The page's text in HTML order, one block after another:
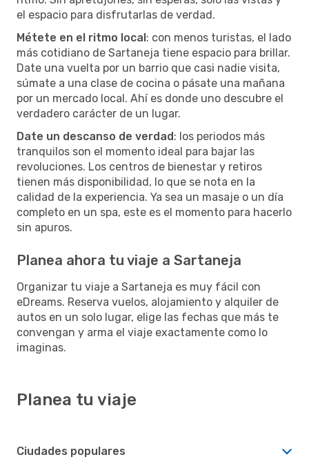
el espacio para disfrutarlas de verdad.
Métete en el ritmo local: con menos turistas, el lado
más cotidiano de Sartaneja tiene espacio para brillar.
Date una vuelta por un barrio que casi nadie visita,
súmate a una clase de cocina o pásate una mañana
por un mercado local. Ahí es donde uno descubre el
verdadero carácter de un lugar.
Date un descanso de verdad: los periodos más
tranquilos son el momento ideal para bajar las
revoluciones. Los centros de bienestar y retiros
tienen más disponibilidad, lo que se nota en la
calidad de la experiencia. Ya sea un masaje o un día
completo en un spa, este es el momento para hacerlo
sin apuros.
Planea ahora tu viaje a Sartaneja
Organizar tu viaje a Sartaneja es muy fácil con
eDreams. Reserva vuelos, alojamiento y alquiler de
autos en un solo lugar, elige las fechas que más te
convengan y arma el viaje exactamente como lo
imaginas.
Planea tu viaje
Ciudades populares